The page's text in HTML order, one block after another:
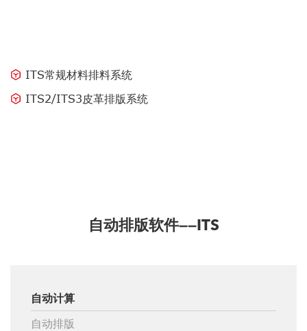
ITS常规材料排料系统
ITS2/ITS3皮革排版系统
自动排版软件——ITS
自动计算
自动排版